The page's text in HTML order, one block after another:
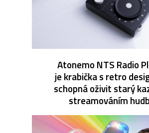
Atonemo NTS Radio
je krabička s retro
schopná oživit starý
streamováním